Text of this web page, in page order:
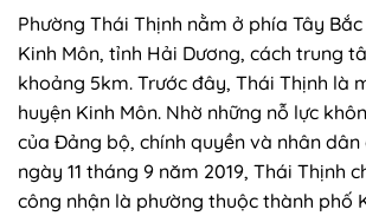
Phường Thái Thịnh nằm ở phía Tây
Kinh Môn, tỉnh Hải Dương, cách trung
khoảng 5km. Trước đây, Thái Thịnh là
huyện Kinh Môn. Nhờ những nỗ lực
của Đảng bộ, chính quyền và nhân
ngày 11 tháng 9 năm 2019, Thái Thịnh
công nhận là phường thuộc thành phố